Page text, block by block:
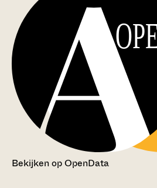
Bekijken op OpenData